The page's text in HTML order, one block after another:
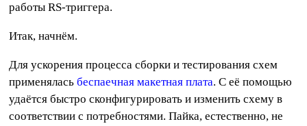
работы RS-триггера.
Итак, начнём.
Для ускорения процесса сборки и тестирования схем
применяласьбеспаечная макетная плата. С её помощью
удаётся быстро сконфигурировать и изменить схему в
соответствии с потребностями. Пайка, естественно, не